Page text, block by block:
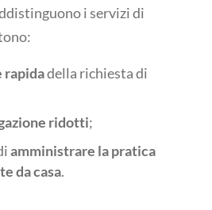
i servizi di
rapidadella richiesta di
ridotti;
amministrare la pratica
da casa.